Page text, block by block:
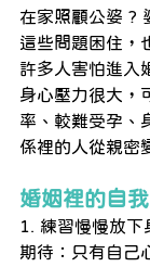
在家照顧公婆 ?
這些問題困住，
許多人害怕進入
身心壓力很大，
率、較難受孕、
係裡的人從親密
婚姻裡的自我
1. 練習慢慢放下
期待：只有自己